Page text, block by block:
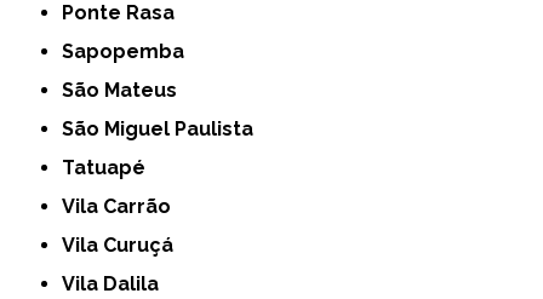
Ponte Rasa
Sapopemba
São Mateus
São Miguel Paulista
Tatuapé
Vila Carrão
Vila Curuçá
Vila Dalila